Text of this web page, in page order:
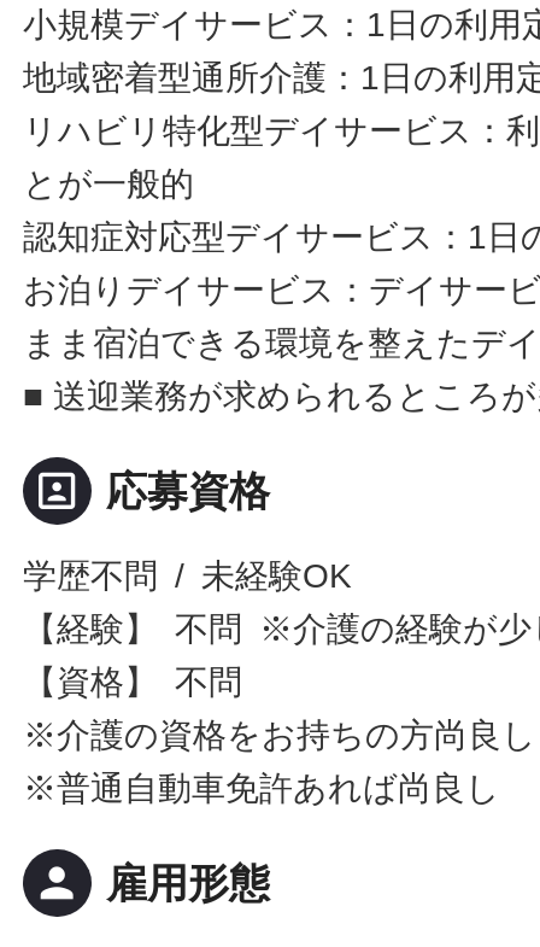
小規模デイサービス：1日の利用
地域密着型通所介護：1日の利用
リハビリ特化型デイサービス：
とが一般的
認知症対応型デイサービス：1日
お泊りデイサービス：デイサー
まま宿泊できる環境を整えたデ
■ 送迎業務が求められるところ
portrait 応募資格
学歴不問 / 未経験OK
【経験】 不問 ※介護の経験が
【資格】 不問
※介護の資格をお持ちの方尚良し
※普通自動車免許あれば尚良し
person 雇用形態